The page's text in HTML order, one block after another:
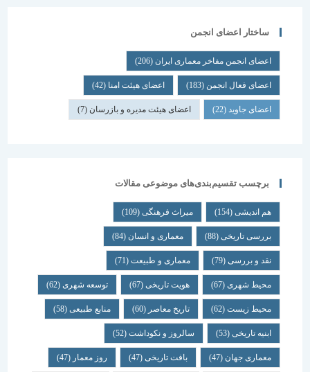
ساختار اعضای انجمن
اعضای انجمن مفاخر معماری ایران (206)
اعضای فعال انجمن(183) اعضای هیئت امنا(42)
اعضای جاوید(22) اعضای هیئت مدیره و بازرسان(7)
برچسب تقسیم‌بندی‌های موضوعی مقالات
هم اندیشی (154) میراث فرهنگی (109)
بررسی تاریخی (88) معماری و انسان (84)
نقد و بررسی (79) معماری و طبیعت (71)
محیط شهری(67) هویت تاریخی(67) توسعه شهری(62)
محیط زیست(62) تاریخ معاصر(60) منابع طبیعی(58)
ابنیه تاریخی(53) سالروز و نکوداشت(52)
معماری جهان (47) بافت تاریخی(47) روز معمار(47)